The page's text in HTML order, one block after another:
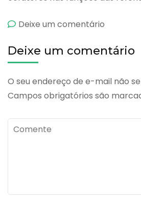
Deixe um comentário
Deixe um comentário
O seu endereço de e-mail não
Campos obrigatórios são
Comente